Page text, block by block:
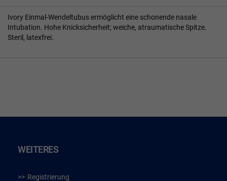
Ivory Einmal-Wendeltubus ermöglicht eine schonende nasale
Intubation. Hohe Knicksicherheit; weiche, atraumatische Spitze.
Steril, latexfrei.
WEITERES
Registrierung